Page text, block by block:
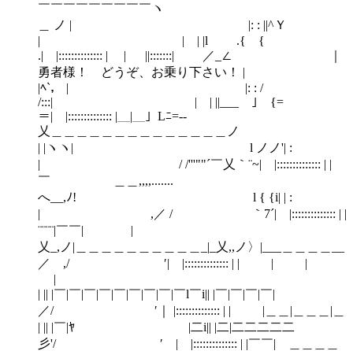
￣￣￣￣￣￣￣￣￣ヽ
＿ ノ | |: : ||^Ｙ
| | | |l .{ {
.| |:::::::::::::: | | ||:::::::| ／_∠ ｜
勇者様！ どうぞ、お乗り下さい！ |
|ﾍ`， | |: : /
/:::| | | ||___ ｣ {=
＝| |:::::::::::::: |＿|＿」Lﾆ=-‐ ￣
乂＿＿＿＿＿＿＿＿＿＿＿＿＿＿ノ
| |ヽヽ| l ノノ'| :
| / /'''""´￣乂｀¨~| |:::::::::::::: | |
￣ ＿＿,,,,.......
へ__,ﾉ! l { {i| | :
| ,／ / ｀7´| |:::::::::::::: | |
¨¨¨¨|￣￣| |
乂_,ノ|＿＿＿＿＿＿＿＿＿＿_|_乂,,ノ〉|___＿＿＿＿__
／ ,/ ′| |:::::::::::::: | | | |
|
| || |￣|￣|￣|￣|￣|￣|￣|￣|￣l￣i|| |￣|￣|￣|￣|
／/ ′｜ |:::::::::::::: | | |＿＿|＿＿＿|＿
| || |￣|ﾔ￣￣￣￣￣￣￣￣￣|二i|| |二|二二二二二
彡'/ ′ | |:::::::::::::: | |￣￣| ＿＿＿＿